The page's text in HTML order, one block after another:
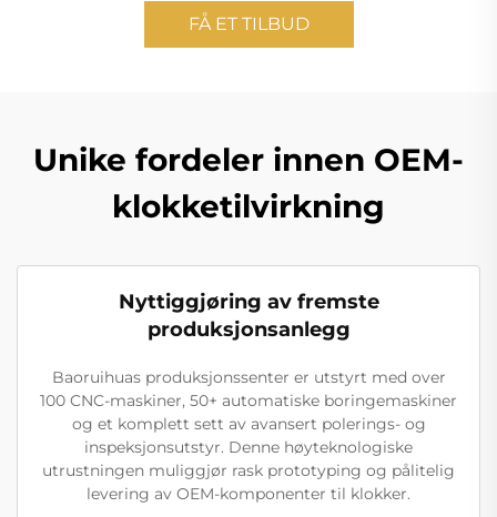
FÅ ET TILBUD
Unike fordeler innen OEM-
klokketilvirkning
Nyttiggjøring av fremste
produksjonsanlegg
Baoruihuas produksjonssenter er utstyrt med over
100 CNC-maskiner, 50+ automatiske boringemaskiner
og et komplett sett av avansert polerings- og
inspeksjonsutstyr. Denne høyteknologiske
utrustningen muliggjør rask prototyping og pålitelig
levering av OEM-komponenter til klokker.